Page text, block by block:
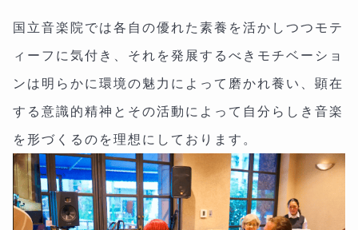
国立音楽院では各自の優れた素養を活かしつつモテ
ィーフに気付き、それを発展するべきモチベーショ
ンは明らかに環境の魅力によって磨かれ養い、顕在
する意識的精神とその活動によって自分らしき音楽
を形づくるのを理想にしております。